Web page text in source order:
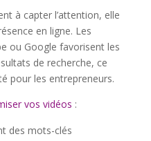
à capter l’attention, elle
en ligne. Les
ou Google favorisent les
de recherche, ce
pour les entrepreneurs.
vos vidéos :
des mots-clés